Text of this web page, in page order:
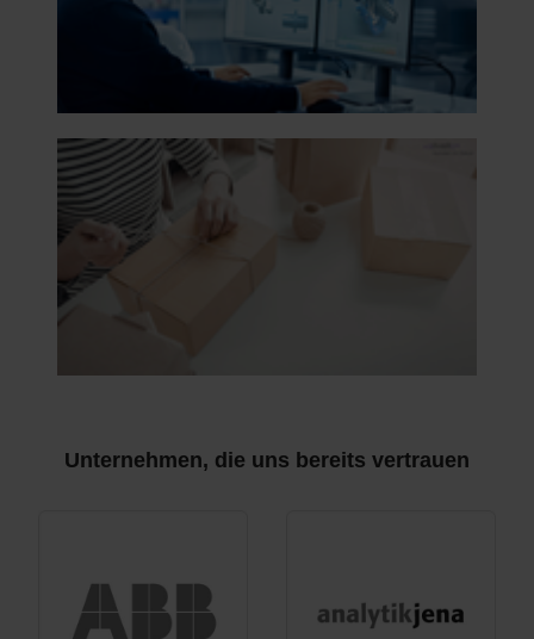
Unternehmen, die uns bereits vertrauen